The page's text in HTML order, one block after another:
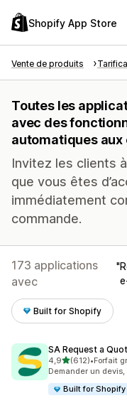
Shopify App Store
Vente de produits
Toutes les
avec des
automatiques aux
Invitez les clients
que vous êtes
immédiatement
commande.
173 applications
avec
Built for Shopify
SA Request a
4,9étoile(s) sur 5
(612)
612 avis au total
•Forfait
Demander un
Built for Shopify